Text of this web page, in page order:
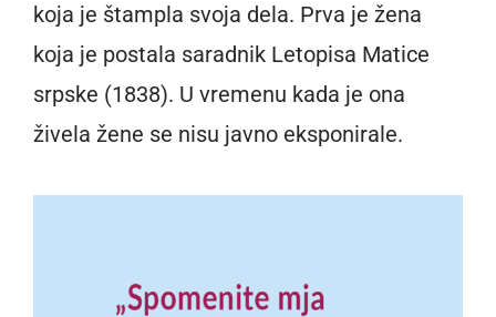
koja je štampla svoja dela. Prva je žena
koja je postala saradnik Letopisa Matice
srpske (1838). U vremenu kada je ona
živela žene se nisu javno eksponirale.